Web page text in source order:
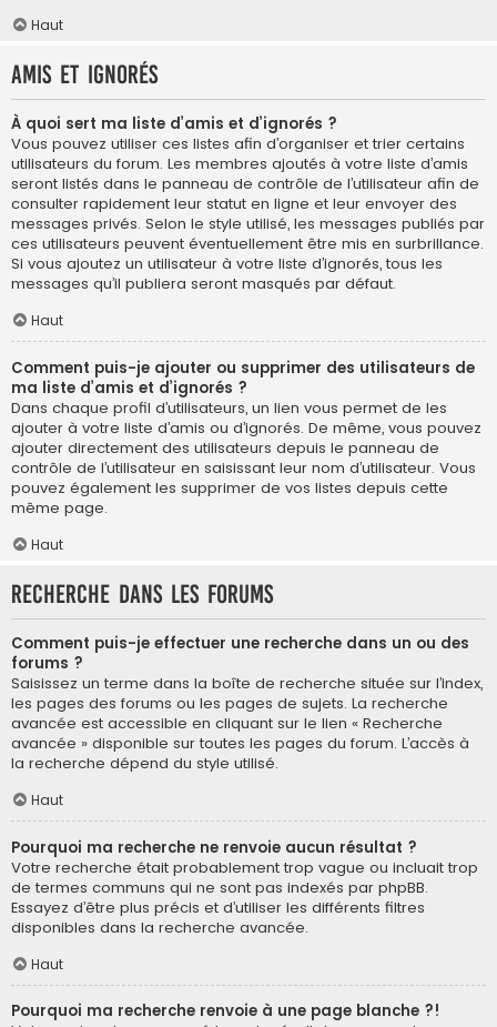
Haut
Amis et ignorés
À quoi sert ma liste d’amis et d’ignorés ?
Vous pouvez utiliser ces listes afin d’organiser et trier certains
utilisateurs du forum. Les membres ajoutés à votre liste d’amis
seront listés dans le panneau de contrôle de l’utilisateur afin de
consulter rapidement leur statut en ligne et leur envoyer des
messages privés. Selon le style utilisé, les messages publiés par
ces utilisateurs peuvent éventuellement être mis en surbrillance.
Si vous ajoutez un utilisateur à votre liste d’ignorés, tous les
messages qu’il publiera seront masqués par défaut.
Haut
Comment puis-je ajouter ou supprimer des utilisateurs de
ma liste d’amis et d’ignorés ?
Dans chaque profil d’utilisateurs, un lien vous permet de les
ajouter à votre liste d’amis ou d’ignorés. De même, vous pouvez
ajouter directement des utilisateurs depuis le panneau de
contrôle de l’utilisateur en saisissant leur nom d’utilisateur. Vous
pouvez également les supprimer de vos listes depuis cette
même page.
Haut
Recherche dans les forums
Comment puis-je effectuer une recherche dans un ou des
forums ?
Saisissez un terme dans la boîte de recherche située sur l’index,
les pages des forums ou les pages de sujets. La recherche
avancée est accessible en cliquant sur le lien « Recherche
avancée » disponible sur toutes les pages du forum. L’accès à
la recherche dépend du style utilisé.
Haut
Pourquoi ma recherche ne renvoie aucun résultat ?
Votre recherche était probablement trop vague ou incluait trop
de termes communs qui ne sont pas indexés par phpBB.
Essayez d’être plus précis et d’utiliser les différents filtres
disponibles dans la recherche avancée.
Haut
Pourquoi ma recherche renvoie à une page blanche ?!